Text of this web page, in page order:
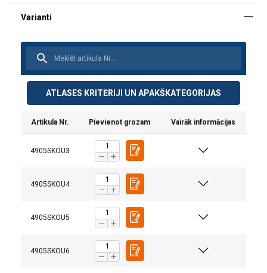
ATLASES KRITĒRIJI UN APAKŠKATEGORIJAS
Artikula Nr. Pievienot grozam Vairāk informācijas
4905SKOU3
4905SKOU4
4905SKOU5
4905SKOU6
Materiāls:
Uzmanību: